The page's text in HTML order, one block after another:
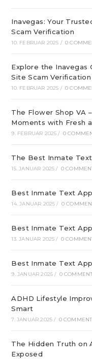
Inavegas: Your
Scam Verification
10. FEBRUAR 2025 / 0
Explore the Inavegas
Site Scam Verification
10. FEBRUAR 2025 / 0
The Flower Shop VA
Moments with Fresh
9. FEBRUAR 2025 / 0
The Best Inmate
15. JANUAR 2025 / 0
Best Inmate Text
14. JANUAR 2025 / 0
Best Inmate Text
13. JANUAR 2025 / 0
Best Inmate Text
9. JANUAR 2025 / 0
ADHD Lifestyle
Smart
7. JANUAR 2025 / 0
The Hidden Truth on
Exposed